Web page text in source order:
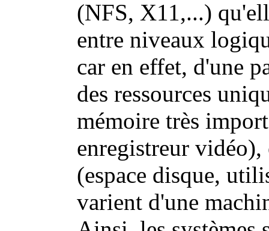
(NFS, X11,...)
entre niveaux
car en effet, d'une
des ressources
mémoire très
enregistreur
(espace disque,
varient d'une